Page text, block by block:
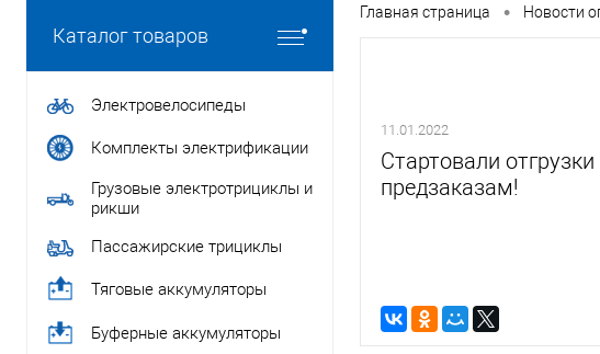
Каталог товаров
Электровелосипеды
Комплекты электрификации
Грузовые электротрициклы и
рикши
Пассажирские трициклы
Тяговые аккумуляторы
Буферные аккумуляторы
Главная страница • Новости
11.01.2022
Стартовали
предзаказам!